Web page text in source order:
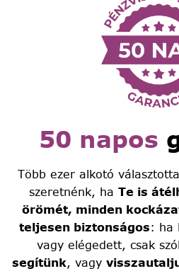
50 napos
Több ezer alkotó
szeretnénk, ha Te is
örömét, minden
teljesen biztonságos: ha
vagy elégedett, csak
segítünk, vagy